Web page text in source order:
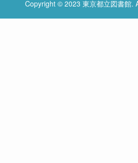
Copyright © 2023 東京都立図書館.